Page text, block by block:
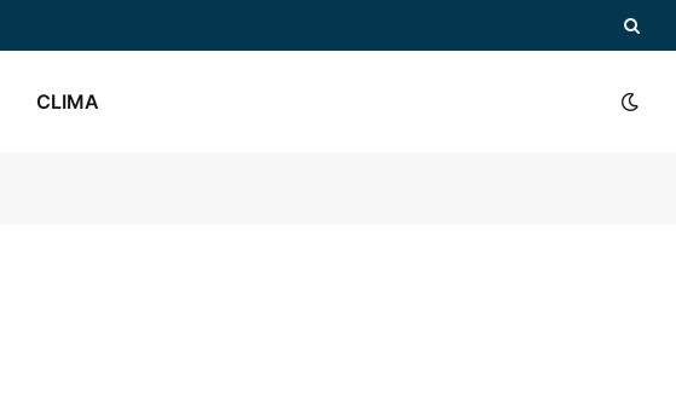
CLIMA